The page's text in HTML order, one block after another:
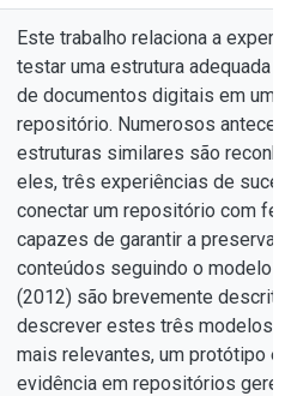
Este trabalho relaciona a
testar uma estrutura adequada
de documentos digitais em um
repositório. Numerosos
estruturas similares são
eles, três experiências de
conectar um repositório com
capazes de garantir a
conteúdos seguindo o modelo
(2012) são brevemente
descrever estes três modelos
mais relevantes, um protótipo é
evidência em repositórios